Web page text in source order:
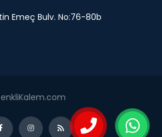
Emeç Bulv. No:76-80b